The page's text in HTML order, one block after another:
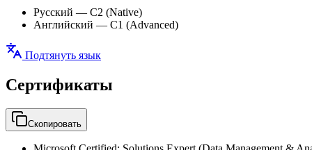
Русский — C2 (Native)
Английский — C1 (Advanced)
Подтянуть язык
Сертификаты
Скопировать